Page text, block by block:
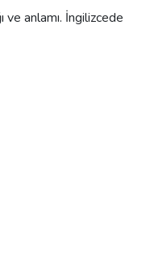
ve anlamı. İngilizcede